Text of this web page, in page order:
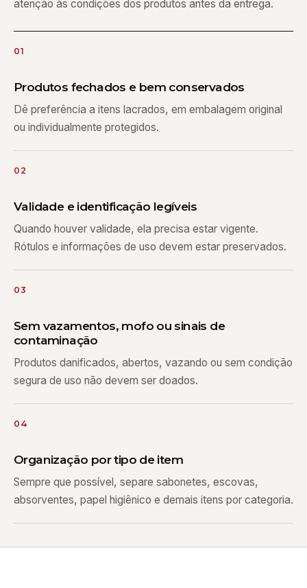
atenção às condições dos produtos antes da entrega.
01
Produtos fechados e bem conservados
Dê preferência a itens lacrados, em embalagem original
ou individualmente protegidos.
02
Validade e identificação legíveis
Quando houver validade, ela precisa estar vigente.
Rótulos e informações de uso devem estar preservados.
03
Sem vazamentos, mofo ou sinais de
contaminação
Produtos danificados, abertos, vazando ou sem condição
segura de uso não devem ser doados.
04
Organização por tipo de item
Sempre que possível, separe sabonetes, escovas,
absorventes, papel higiênico e demais itens por categoria.